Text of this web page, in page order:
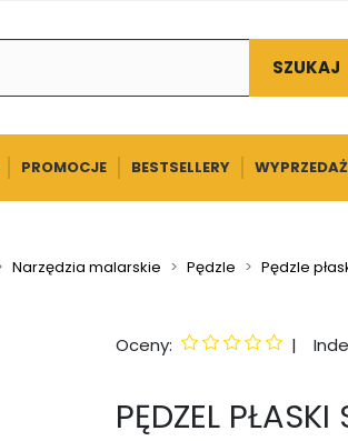
SZUKAJ
PROMOCJE BESTSELLERY WYPRZEDAŻ
Narzędzia malarskie Pędzle Pędzle
Oceny: |
PĘDZEL